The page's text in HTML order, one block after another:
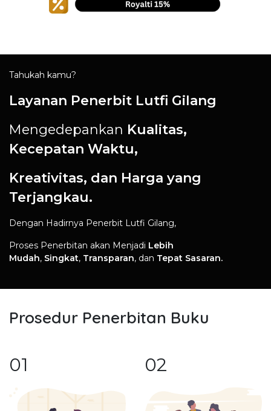
Tahukah kamu?
Layanan Penerbit Lutfi Gilang
Mengedepankan Kualitas,
Kecepatan Waktu,
Kreativitas, dan Harga yang
Terjangkau.
Dengan Hadirnya Penerbit Lutfi Gilang,
Proses Penerbitan akan Menjadi Lebih
Mudah, Singkat, Transparan, dan Tepat Sasaran.
Prosedur Penerbitan Buku
01 02